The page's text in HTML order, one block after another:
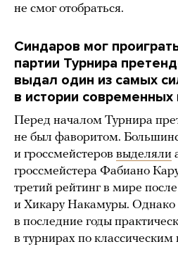
не смог отобраться.
Синдаров мог
партии Турнира
выдал один из самых
в истории
Перед началом Турнира
не был фаворитом.
и гроссмейстеров выделяли
гроссмейстера Фабиано
третий рейтинг в мире
и Хикару Накамуры.
в последние годы
в турнирах по